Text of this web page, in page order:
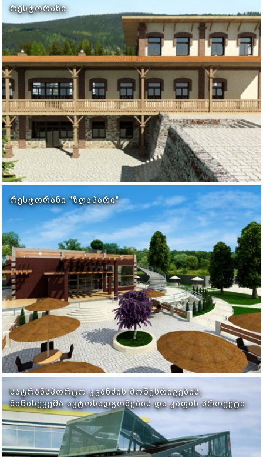
ᲠᲔᲡᲢᲝᲠᲐᲜᲘ
ᲠᲔᲡᲢᲝᲠᲐᲜᲘ "ᲖᲦᲐᲞᲐᲠᲘ"
ᲡᲐᲢᲠᲐᲜᲡᲞᲝᲠᲢᲝ ᲙᲕᲐᲜᲫᲘᲡ ᲛᲝᲬᲔᲡᲠᲘᲒᲔᲑᲘᲡ,
ᲛᲘᲬᲘᲡᲥᲕᲔᲨᲐ ᲐᲕᲢᲝᲡᲐᲓᲒᲝᲛᲔᲑᲘᲡ ᲓᲐ ᲙᲐᲤᲘᲡ ᲞᲠᲝᲔᲥᲢᲘ